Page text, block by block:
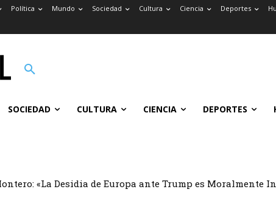
Política Mundo Sociedad Cultura Ciencia Deportes
SOCIEDAD CULTURA CIENCIA DEPORTES
«La Desidia de Europa ante Trump es Moralmente